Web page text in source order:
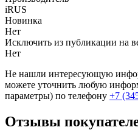
iRUS
Новинка
Нет
Исключить из публикации на
Нет
Не нашли интересующую
можете уточнить любую
параметры) по телефону +7
Отзывы